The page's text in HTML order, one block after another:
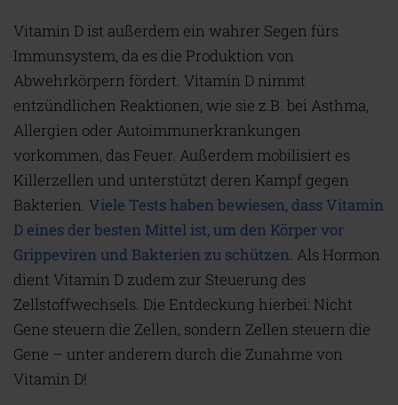
Vitamin D ist außerdem ein wahrer Segen fürs
Immunsystem, da es die Produktion von
Abwehrkörpern fördert. Vitamin D nimmt
entzündlichen Reaktionen, wie sie z.B. bei Asthma,
Allergien oder Autoimmunerkrankungen
vorkommen, das Feuer. Außerdem mobilisiert es
Killerzellen und unterstützt deren Kampf gegen
Bakterien. Viele Tests haben bewiesen, dass Vitamin
D eines der besten Mittel ist, um den Körper vor
Grippeviren und Bakterien zu schützen. Als Hormon
dient Vitamin D zudem zur Steuerung des
Zellstoffwechsels. Die Entdeckung hierbei: Nicht
Gene steuern die Zellen, sondern Zellen steuern die
Gene – unter anderem durch die Zunahme von
Vitamin D!